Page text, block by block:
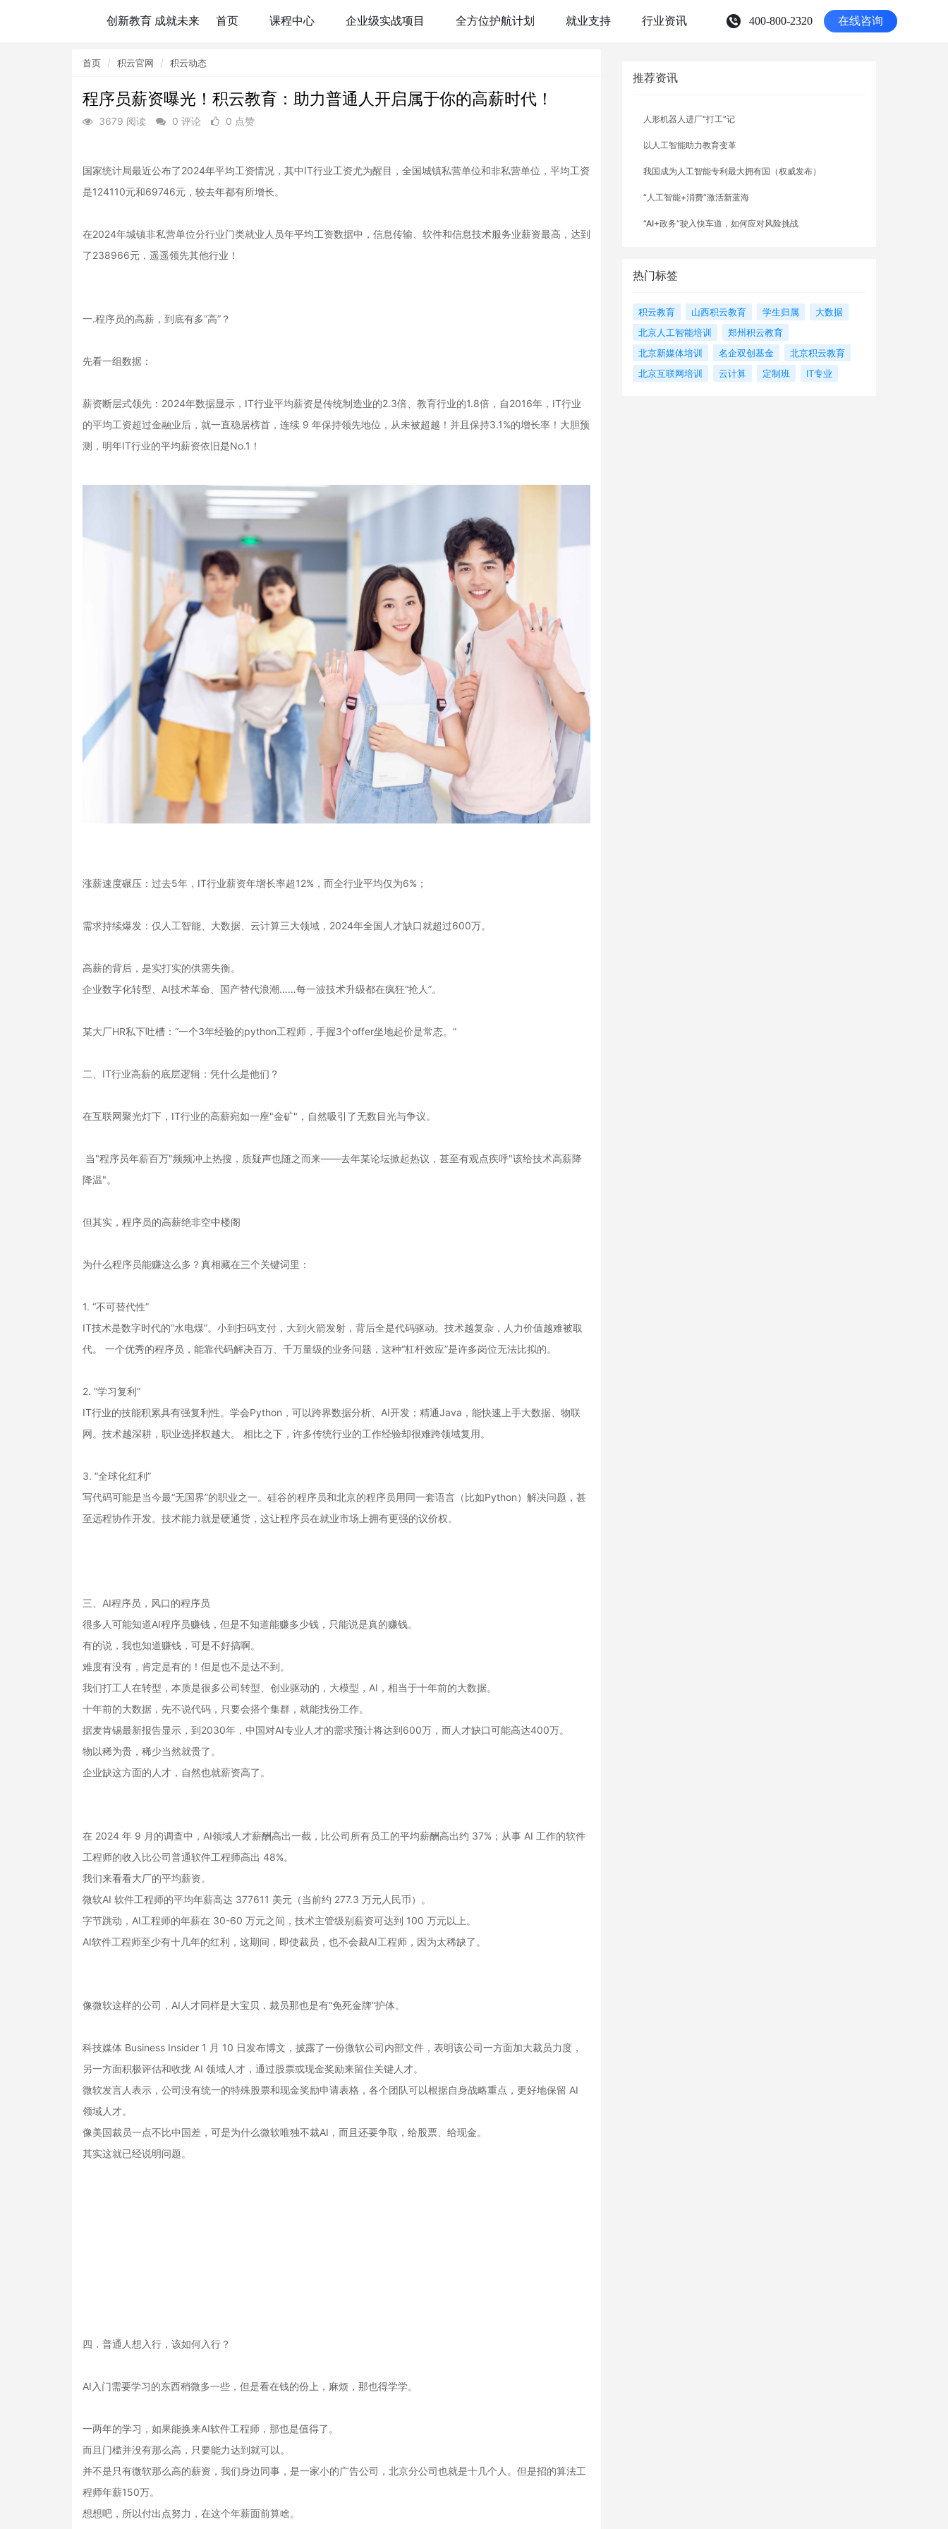
首页 积云官网 积云动态
程序员薪资曝光！积云教育：助力普通人开启属于你的高薪时代！
3679 阅读 0 评论 0 点赞
国家统计局最近公布了2024年平均工资情况，其中IT行业工资尤为醒目，全国城镇私营单位和非私营单位，平均工资
是124110元和69746元，较去年都有所增长。
在2024年城镇非私营单位分行业门类就业人员年平均工资数据中，信息传输、软件和信息技术服务业薪资最高，达到
了238966元，遥遥领先其他行业！
一.程序员的高薪，到底有多“高”？
先看一组数据：
薪资断层式领先：2024年数据显示，IT行业平均薪资是传统制造业的2.3倍、教育行业的1.8倍，自2016年，IT行业
的平均工资超过金融业后，就一直稳居榜首，连续 9 年保持领先地位，从未被超越！并且保持3.1%的增长率！大胆预
测，明年IT行业的平均薪资依旧是No.1！
涨薪速度碾压：过去5年，IT行业薪资年增长率超12%，而全行业平均仅为6%；
需求持续爆发：仅人工智能、大数据、云计算三大领域，2024年全国人才缺口就超过600万。
高薪的背后，是实打实的供需失衡。
企业数字化转型、AI技术革命、国产替代浪潮……每一波技术升级都在疯狂“抢人”。
某大厂HR私下吐槽：“一个3年经验的python工程师，手握3个offer坐地起价是常态。”
二、IT行业高薪的底层逻辑：凭什么是他们？
在互联网聚光灯下，IT行业的高薪宛如一座"金矿"，自然吸引了无数目光与争议。
当"程序员年薪百万"频频冲上热搜，质疑声也随之而来——去年某论坛掀起热议，甚至有观点疾呼"该给技术高薪降
降温"。
但其实，程序员的高薪绝非空中楼阁
为什么程序员能赚这么多？真相藏在三个关键词里：
1. “不可替代性”
IT技术是数字时代的“水电煤”。小到扫码支付，大到火箭发射，背后全是代码驱动。技术越复杂，人力价值越难被取
代。 一个优秀的程序员，能靠代码解决百万、千万量级的业务问题，这种“杠杆效应”是许多岗位无法比拟的。
2. “学习复利”
IT行业的技能积累具有强复利性。学会Python，可以跨界数据分析、AI开发；精通Java，能快速上手大数据、物联
网。技术越深耕，职业选择权越大。 相比之下，许多传统行业的工作经验却很难跨领域复用。
3. “全球化红利”
写代码可能是当今最“无国界”的职业之一。硅谷的程序员和北京的程序员用同一套语言（比如Python）解决问题，甚
至远程协作开发。技术能力就是硬通货，这让程序员在就业市场上拥有更强的议价权。
三、AI程序员，风口的程序员
很多人可能知道AI程序员赚钱，但是不知道能赚多少钱，只能说是真的赚钱。
有的说，我也知道赚钱，可是不好搞啊。
难度有没有，肯定是有的！但是也不是达不到。
我们打工人在转型，本质是很多公司转型、创业驱动的，大模型，AI，相当于十年前的大数据。
十年前的大数据，先不说代码，只要会搭个集群，就能找份工作。
据麦肯锡最新报告显示，到2030年，中国对AI专业人才的需求预计将达到600万，而人才缺口可能高达400万。
物以稀为贵，稀少当然就贵了。
企业缺这方面的人才，自然也就薪资高了。
在 2024 年 9 月的调查中，AI领域人才薪酬高出一截，比公司所有员工的平均薪酬高出约 37%；从事 AI 工作的软件
工程师的收入比公司普通软件工程师高出 48%。
我们来看看大厂的平均薪资。
微软AI 软件工程师的平均年薪高达 377611 美元（当前约 277.3 万元人民币）。
字节跳动，AI工程师的年薪在 30-60 万元之间，技术主管级别薪资可达到 100 万元以上。
AI软件工程师至少有十几年的红利，这期间，即使裁员，也不会裁AI工程师，因为太稀缺了。
像微软这样的公司，AI人才同样是大宝贝，裁员那也是有“免死金牌”护体。
科技媒体 Business Insider 1 月 10 日发布博文，披露了一份微软公司内部文件，表明该公司一方面加大裁员力度，
另一方面积极评估和收拢 AI 领域人才，通过股票或现金奖励来留住关键人才。
微软发言人表示，公司没有统一的特殊股票和现金奖励申请表格，各个团队可以根据自身战略重点，更好地保留 AI
领域人才。
像美国裁员一点不比中国差，可是为什么微软唯独不裁AI，而且还要争取，给股票、给现金。
其实这就已经说明问题。
四．普通人想入行，该如何入行？
AI入门需要学习的东西稍微多一些，但是看在钱的份上，麻烦，那也得学学。
一两年的学习，如果能换来AI软件工程师，那也是值得了。
而且门槛并没有那么高，只要能力达到就可以。
并不是只有微软那么高的薪资，我们身边同事，是一家小的广告公司，北京分公司也就是十几个人。但是招的算法工
程师年薪150万。
想想吧，所以付出点努力，在这个年薪面前算啥。
推荐资讯
人形机器人进厂“打工”记
以人工智能助力教育变革
我国成为人工智能专利最大拥有国（权威发布）
“人工智能+消费”激活新蓝海
“AI+政务”驶入快车道，如何应对风险挑战
热门标签
积云教育 山西积云教育 学生归属
大数据
北京人工智能培训
郑州积云教育
北京新媒体培训
名企双创基金
北京积云教育
北京互联网培训
云计算 定制班 IT专业